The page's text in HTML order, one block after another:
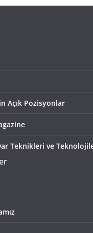
Açık Pozisyonlar
Teknikleri ve